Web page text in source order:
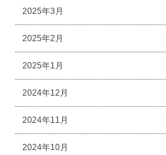
2025年3月
2025年2月
2025年1月
2024年12月
2024年11月
2024年10月